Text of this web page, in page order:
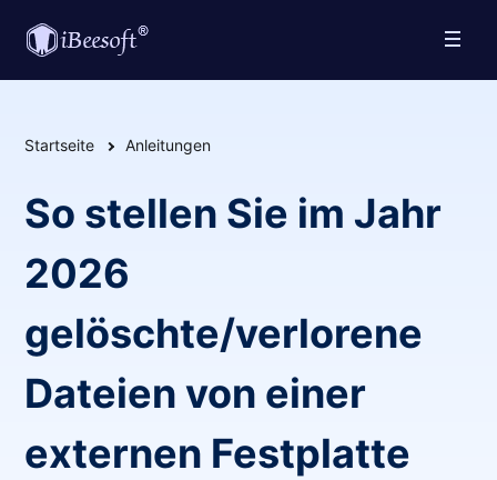
Startseite Anleitungen
So stellen Sie im Jahr
2026
gelöschte/verlorene
Dateien von einer
externen Festplatte